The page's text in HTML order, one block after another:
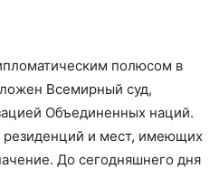
полюсом в
Всемирный суд,
Объединенных наций.
резиденций и мест, имеющих
До сегодняшнего дня